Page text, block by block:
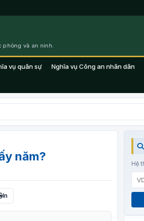
phòng và an ninh.
vụ quân sự Nghĩa vụ Công an nhân dân
năm?
In
Hệ